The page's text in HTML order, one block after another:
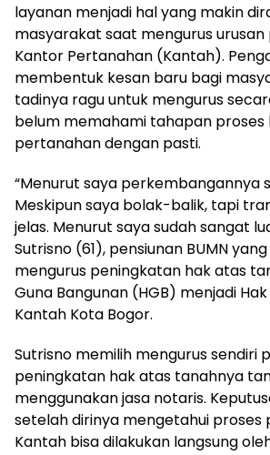
layanan menjadi hal yang makin
masyarakat saat mengurus
Kantor Pertanahan (Kantah).
membentuk kesan baru bagi
tadinya ragu untuk mengurus
belum memahami tahapan proses
pertanahan dengan pasti.
“Menurut saya perkembangannya
Meskipun saya bolak-balik, tapi
jelas. Menurut saya sudah sangat
Sutrisno (61), pensiunan BUMN
mengurus peningkatan hak atas
Guna Bangunan (HGB) menjadi
Kantah Kota Bogor.
Sutrisno memilih mengurus sendiri
peningkatan hak atas tanahnya
menggunakan jasa notaris.
setelah dirinya mengetahui proses
Kantah bisa dilakukan langsung